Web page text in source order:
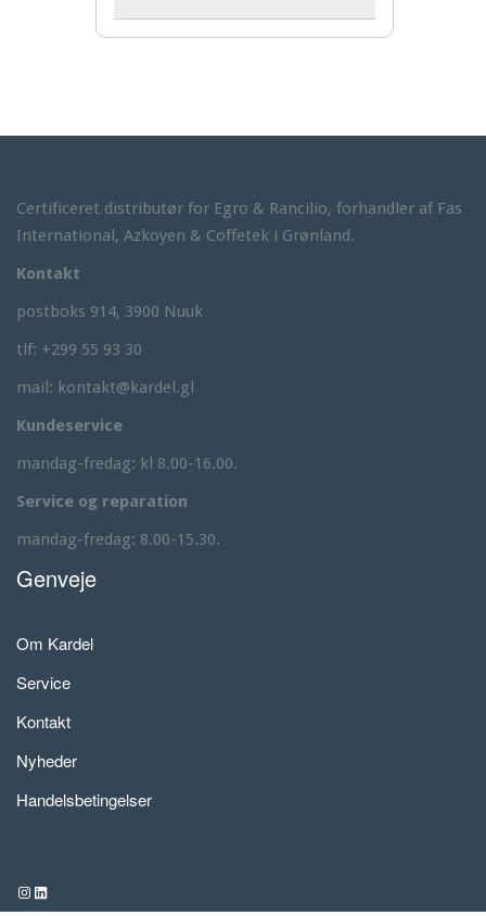
Certificeret distributør for Egro & Rancilio, forhandler af Fas
International, Azkoyen & Coffetek i Grønland.
Kontakt
postboks 914, 3900 Nuuk
tlf: +299 55 93 30
mail: kontakt@kardel.gl
Kundeservice
mandag-fredag: kl 8.00-16.00.
Service og reparation
mandag-fredag: 8.00-15.30.
Genveje
Om Kardel
Service
Kontakt
Nyheder
Handelsbetingelser
Instagram LinkedIn